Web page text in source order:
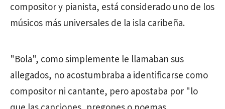
compositor y pianista, está considerado uno de los
músicos más universales de la isla caribeña.
"Bola", como simplemente le llamaban sus
allegados, no acostumbraba a identificarse como
compositor ni cantante, pero apostaba por "lo